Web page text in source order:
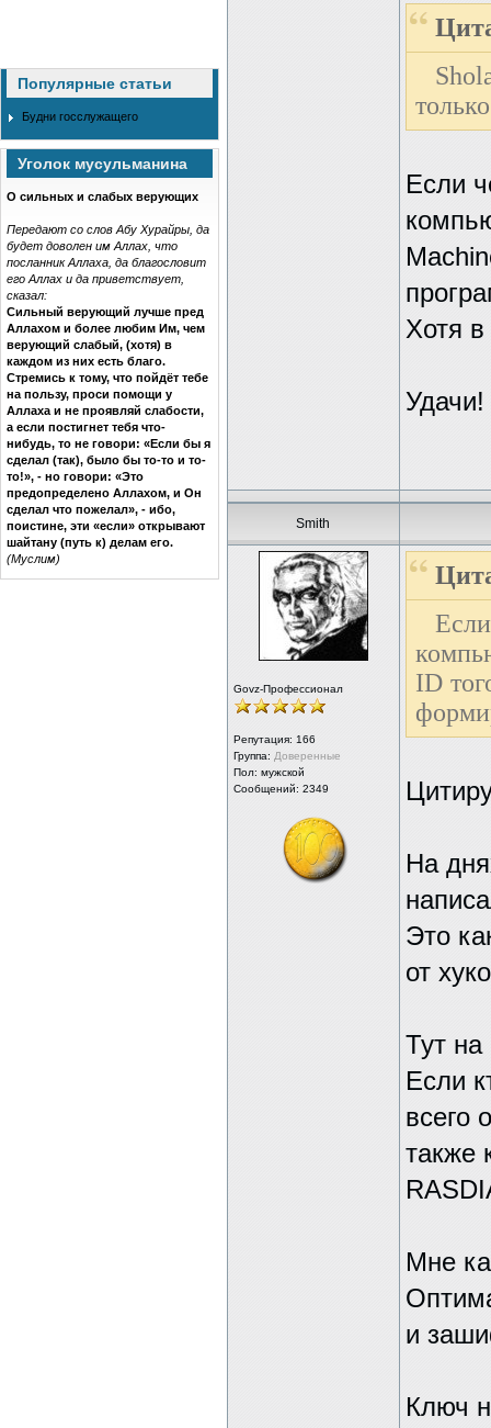
Популярные статьи
Будни госслужащего
Уголок мусульманина
О сильных и слабых верующих
Передают со слов Абу Хурайры, да
будет доволен им Аллах, что
посланник Аллаха, да благословит
его Аллах и да приветствует,
сказал:
Сильный верующий лучше пред
Аллахом и более любим Им, чем
верующий слабый, (хотя) в
каждом из них есть благо.
Стремись к тому, что пойдёт тебе
на пользу, проси помощи у
Аллаха и не проявляй слабости,
а если постигнет тебя что-
нибудь, то не говори: «Если бы я
сделал (так), было бы то-то и то-
то!», - но говори: «Это
предопределено Аллахом, и Он
сделал что пожелал», - ибо,
поистине, эти «если» открывают
шайтану (путь к) делам его.
(Муслим)
Если
Хотя
Удачи!
Smith
Govz-Профессионал
Репутация: 166
Группа: Доверенные
Пол: мужской
Сообщений: 2349
ID
На
Это
от
Тут на
Если
всего
также
Мне
и
Ключ